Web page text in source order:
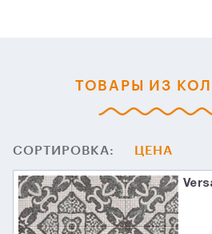
ТОВАРЫ ИЗ
СОРТИРОВКА: ЦЕНА